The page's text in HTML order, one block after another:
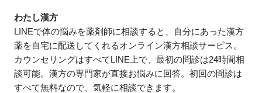
わたし漢方
LINEで体の悩みを薬剤師に相談すると、自分にあった漢方
薬を自宅に配送してくれるオンライン漢方相談サービス。
カウンセリングはすべてLINE上で、最初の問診は24時間相
談可能。漢方の専門家が直接お悩みに回答。初回の問診は
すべて無料なので、気軽に相談できます。